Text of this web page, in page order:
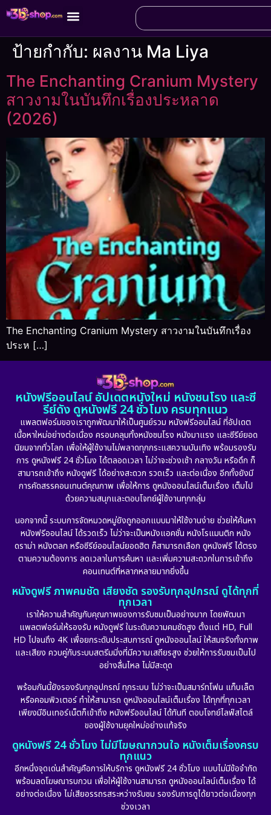
ป้ายกำกับ: ผลงาน Ma Liya
The Enchanting Cranium Mystery
สาวงามในบันทึกเรื่องประหลาด
(2026)
The Enchanting Cranium Mystery สาวงามในบันทึกเรื่อง
ประห […]
หนังฟรีออนไลน์ อัปเดตหนังใหม่ หนังชนโรง และซี
รีย์ดัง ดูหนังฟรี 24 ชั่วโมง ครบทุกแนว
แพลตฟอร์มของเราถูกพัฒนาให้เป็นศูนย์รวม หนังฟรีออนไลน์ ที่อัปเดต
เนื้อหาใหม่อย่างต่อเนื่อง ครอบคลุมทั้งหนังชนโรง หนังมาแรง และซีรีย์ยอด
นิยมจากทั่วโลก เพื่อให้ผู้ใช้งานไม่พลาดทุกกระแสความบันเทิง พร้อมรองรับ
การ ดูหนังฟรี 24 ชั่วโมง ได้ตลอดเวลา ไม่ว่าจะช่วงเช้า กลางวัน หรือดึก ก็
สามารถเข้าถึง หนังดูฟรี ได้อย่างสะดวก รวดเร็ว และต่อเนื่อง อีกทั้งยังมี
การคัดสรรคอนเทนต์คุณภาพ เพื่อให้การ ดูหนังออนไลน์เต็มเรื่อง เต็มไป
ด้วยความสนุกและตอบโจทย์ผู้ใช้งานทุกกลุ่ม
นอกจากนี้ ระบบการจัดหมวดหมู่ยังถูกออกแบบมาให้ใช้งานง่าย ช่วยให้ค้นหา
หนังฟรีออนไลน์ ได้รวดเร็ว ไม่ว่าจะเป็นหนังแอคชั่น หนังโรแมนติก หนัง
ดราม่า หนังตลก หรือซีรีย์ออนไลน์ยอดฮิต ก็สามารถเลือก ดูหนังฟรี ได้ตรง
ตามความต้องการ ลดเวลาในการค้นหา และเพิ่มความสะดวกในการเข้าถึง
คอนเทนต์ที่หลากหลายมากยิ่งขึ้น
หนังดูฟรี ภาพคมชัด เสียงชัด รองรับทุกอุปกรณ์ ดูได้ทุกที่
ทุกเวลา
เราให้ความสำคัญกับคุณภาพของการรับชมเป็นอย่างมาก โดยพัฒนา
แพลตฟอร์มให้รองรับ หนังดูฟรี ในระดับความคมชัดสูง ตั้งแต่ HD, Full
HD ไปจนถึง 4K เพื่อยกระดับประสบการณ์ ดูหนังออนไลน์ ให้สมจริงทั้งภาพ
และเสียง ควบคู่กับระบบสตรีมมิ่งที่มีความเสถียรสูง ช่วยให้การรับชมเป็นไป
อย่างลื่นไหล ไม่มีสะดุด
พร้อมกันนี้ยังรองรับทุกอุปกรณ์ ทุกระบบ ไม่ว่าจะเป็นสมาร์ทโฟน แท็บเล็ต
หรือคอมพิวเตอร์ ทำให้สามารถ ดูหนังออนไลน์เต็มเรื่อง ได้ทุกที่ทุกเวลา
เพียงมีอินเทอร์เน็ตก็เข้าถึง หนังฟรีออนไลน์ ได้ทันที ตอบโจทย์ไลฟ์สไตล์
ของผู้ใช้งานยุคใหม่อย่างแท้จริง
ดูหนังฟรี 24 ชั่วโมง ไม่มีโฆษณากวนใจ หนังเต็มเรื่องครบ
ทุกแนว
อีกหนึ่งจุดเด่นสำคัญคือการให้บริการ ดูหนังฟรี 24 ชั่วโมง แบบไม่มีข้อจำกัด
พร้อมลดโฆษณารบกวน เพื่อให้ผู้ใช้งานสามารถ ดูหนังออนไลน์เต็มเรื่อง ได้
อย่างต่อเนื่อง ไม่เสียอรรถรสระหว่างรับชม รองรับการดูได้ยาวต่อเนื่องทุก
ช่วงเวลา